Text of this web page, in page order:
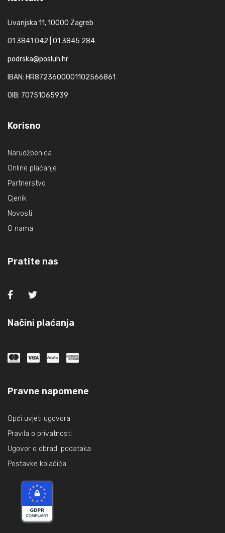
Livanjska 11, 10000 Zagreb
01 3841 042 | 01 3845 284
podrska@posluh.hr
IBAN: HR8723600001102566861
OIB: 70751065939
Korisno
Narudžbenica
Online plaćanje
Partnerstvo
Cjenik
Novosti
O nama
Pratite nas
Načini plaćanja
Pravne napomene
Opći uvjeti ugovora
Pravila o privatnosti
Ugovor o obradi podataka
Postavke kolačića